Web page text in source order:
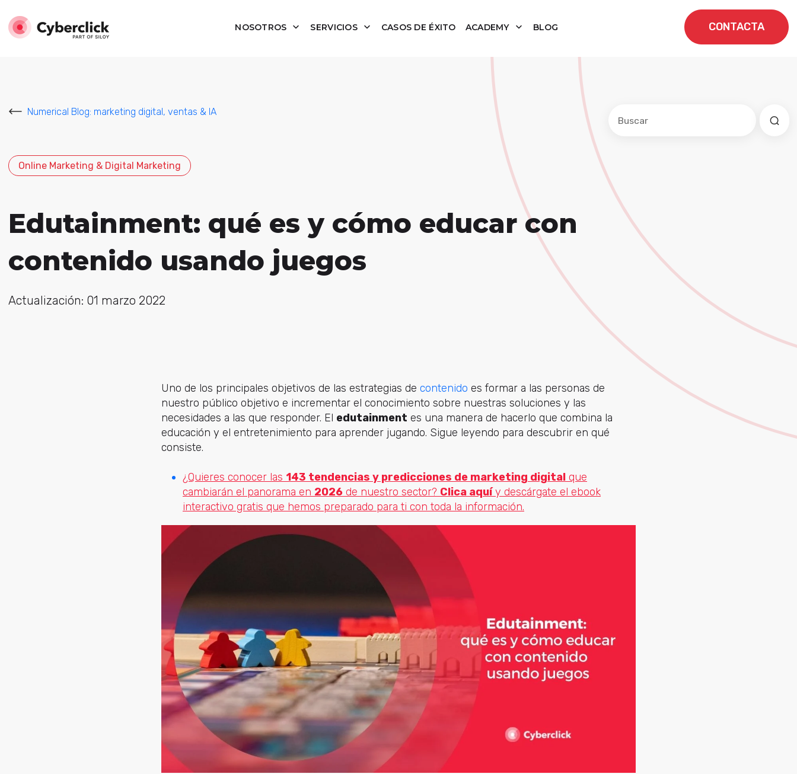
NOSOTROS SERVICIOS CASOS DE ÉXITO ACADEMY BLOG CONTACTA
Numerical Blog: marketing digital, ventas & IA
Online Marketing & Digital Marketing
Edutainment: qué es y cómo educar con
contenido usando juegos
Actualización: 01 marzo 2022
Uno de los principales objetivos de las estrategias de contenido es formar a las personas de
nuestro público objetivo e incrementar el conocimiento sobre nuestras soluciones y las
necesidades a las que responder. El edutainment es una manera de hacerlo que combina la
educación y el entretenimiento para aprender jugando. Sigue leyendo para descubrir en qué
consiste.
¿Quieres conocer las 143 tendencias y predicciones de marketing digital que
cambiarán el panorama en 2026 de nuestro sector? Clica aquíy descárgate el ebook
interactivo gratis que hemos preparado para ti con toda la información.